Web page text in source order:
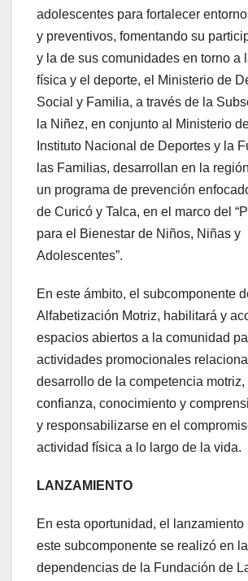
adolescentes para fortalecer
y preventivos, fomentando su
y la de sus comunidades en torno a
física y el deporte, el Ministerio de
Social y Familia, a través de la
la Niñez, en conjunto al Ministerio
Instituto Nacional de Deportes y la
las Familias, desarrollan en la
un programa de prevención
de Curicó y Talca, en el marco del
para el Bienestar de Niños, Niñas y
Adolescentes”.
En este ámbito, el subcomponente
Alfabetización Motriz, habilitará y
espacios abiertos a la comunidad
actividades promocionales
desarrollo de la competencia motriz,
confianza, conocimiento y
y responsabilizarse en el
actividad física a lo largo de la vida.
LANZAMIENTO
En esta oportunidad, el
este subcomponente se realizó en
dependencias de la Fundación de